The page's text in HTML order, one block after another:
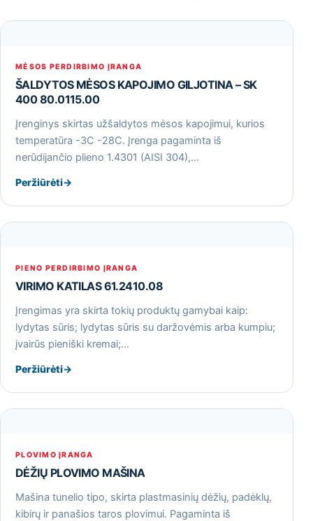
MĖSOS PERDIRBIMO ĮRANGA
ŠALDYTOS MĖSOS KAPOJIMO GILJOTINA – SK
400 80.0115.00
Įrenginys skirtas užšaldytos mėsos kapojimui, kurios
temperatūra -3С -28С. Įrenga pagaminta iš
nerūdijančio plieno 1.4301 (AISI 304),…
Peržiūrėti→
PIENO PERDIRBIMO ĮRANGA
VIRIMO KATILAS 61.2410.08
Įrengimas yra skirta tokių produktų gamybai kaip:
lydytas sūris; lydytas sūris su daržovėmis arba kumpiu;
įvairūs pieniški kremai;…
Peržiūrėti→
PLOVIMO ĮRANGA
DĖŽIŲ PLOVIMO MAŠINA
Mašina tunelio tipo, skirta plastmasinių dėžių, padėklų,
kibirų ir panašios taros plovimui. Pagaminta iš